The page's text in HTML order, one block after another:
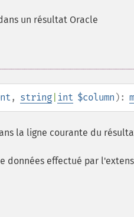
un résultat Oracle
, string int $column ):
la ligne courante du
données effectué par